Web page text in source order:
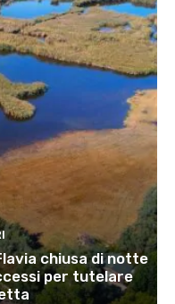
chiusa di notte
per tutelare